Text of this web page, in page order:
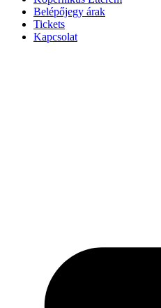
Belépőjegy árak
Tickets
Kapcsolat